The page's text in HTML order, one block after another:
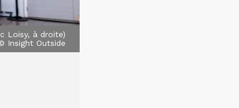
Loisy, à droite)
Insight Outside